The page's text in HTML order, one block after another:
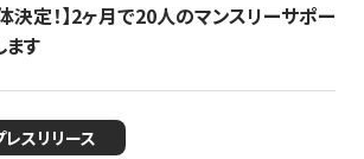
決定！】2ヶ月で20人のマンスリーサポー
す
レスリリース